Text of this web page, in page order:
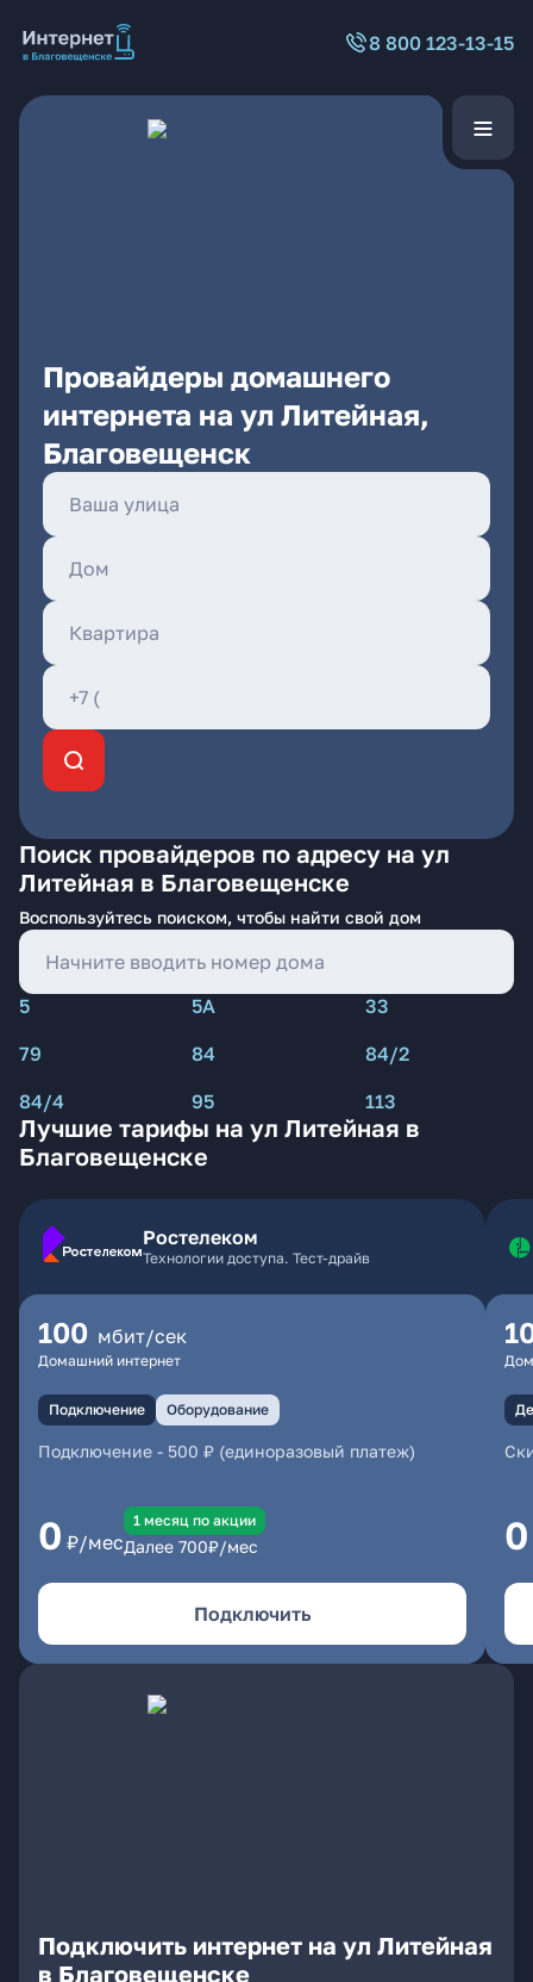
8 800 123-13-15
Провайдеры домашнего
интернета на ул Литейная,
Благовещенск
Поиск провайдеров по адресу на ул
Литейная в Благовещенске
Воспользуйтесь поиском, чтобы найти свой дом
5 5А
33
79
84
84/2
84/4
95 113
Лучшие тарифы на ул Литейная в
Благовещенске
Ростелеком
Технологии доступа. Тест-драйв
100 мбит/сек
Домашний интернет
Подключение Оборудование
Подключение - 500 ₽ (единоразовый платеж)
0 ₽/мес
1 месяц по акции
Далее 700₽/мес
Подключить
0
Подключить интернет на ул Литейная
в Благовещенске